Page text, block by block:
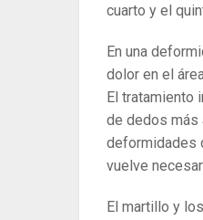
cuarto y el
En una
dolor en el
El tratamiento
de dedos más
deformidades
vuelve
El martillo y